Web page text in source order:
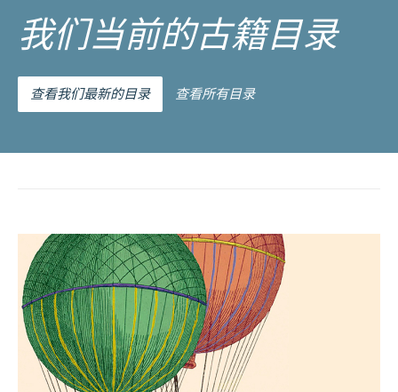
我们当前的古籍目录
查看我们最新的目录 查看所有目录